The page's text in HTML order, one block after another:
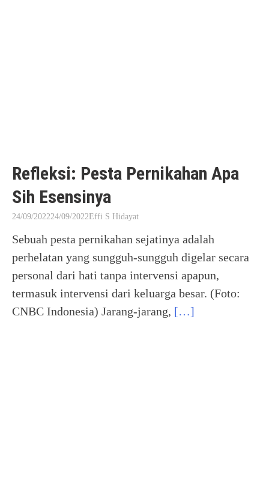
Refleksi: Pesta Pernikahan Apa
Sih Esensinya
24/09/202224/09/2022Effi S Hidayat
Sebuah pesta pernikahan sejatinya adalah
perhelatan yang sungguh-sungguh digelar secara
personal dari hati tanpa intervensi apapun,
termasuk intervensi dari keluarga besar. (Foto:
CNBC Indonesia) Jarang-jarang, […]